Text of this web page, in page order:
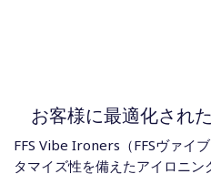
お客様に最適化され
FFS Vibe Ironers（FFSヴァイ
タマイズ性を備えたアイロニ